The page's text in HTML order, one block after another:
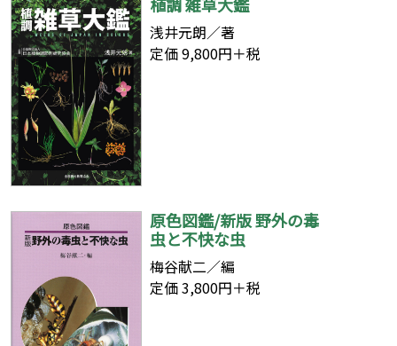
植調 雑草大鑑
浅井元朗／著
定価 9,800円＋税
原色図鑑/新版 野外の毒
虫と不快な虫
梅谷献二／編
定価 3,800円＋税